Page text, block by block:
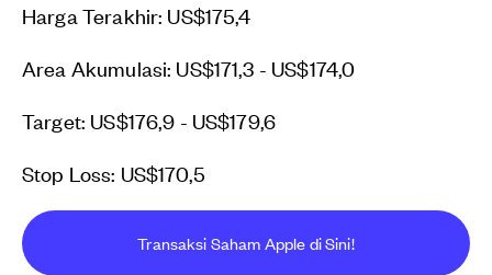
Harga Terakhir: US$175,4
Area Akumulasi: US$171,3 - US$174,0
Target: US$176,9 - US$179,6
Stop Loss: US$170,5
Transaksi Saham Apple di Sini!